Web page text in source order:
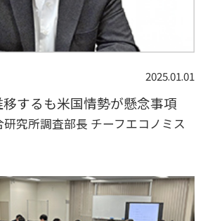
2025.01.01
するも米国情勢が懸念事項
研究所調査部長 チーフエコノミス